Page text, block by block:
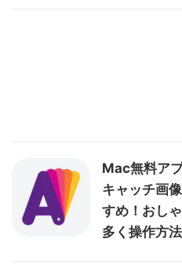
Mac無料ア
キャッチ画
すめ！おし
多く操作方